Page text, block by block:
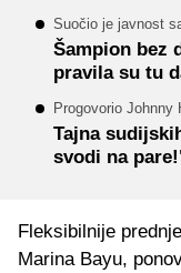
Suočio je javnost
Šampion bez
pravila su tu
Progovorio Johnny
Tajna
svodi na
Fleksibilnije
Marina Bayu,